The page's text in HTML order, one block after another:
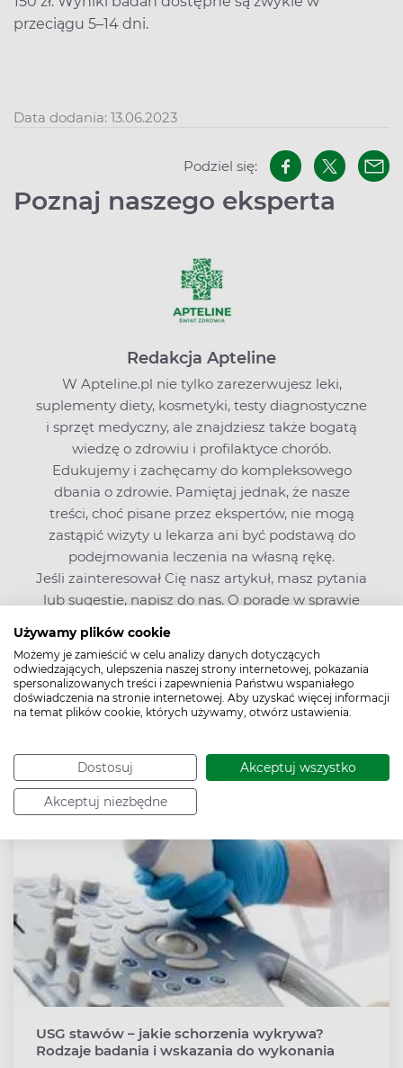
Używamy plików cookie
Możemy je zamieścić w celu analizy danych dotyczących
odwiedzających, ulepszenia naszej strony internetowej, pokazania
spersonalizowanych treści i zapewnienia Państwu wspaniałego
doświadczenia na stronie internetowej. Aby uzyskać więcej informacji
na temat plików cookie, których używamy, otwórz ustawienia.
Dostosuj Akceptuj wszystko
Akceptuj niezbędne
przeciągu 5–14 dni.
Data dodania: 13.06.2023
Podziel się:
Poznaj naszego eksperta
Redakcja Apteline
W Apteline.pl nie tylko zarezerwujesz leki,
suplementy diety, kosmetyki, testy diagnostyczne
i sprzęt medyczny, ale znajdziesz także bogatą
wiedzę o zdrowiu i profilaktyce chorób.
Edukujemy i zachęcamy do kompleksowego
dbania o zdrowie. Pamiętaj jednak, że nasze
treści, choć pisane przez ekspertów, nie mogą
zastąpić wizyty u lekarza ani być podstawą do
podejmowania leczenia na własną rękę.
Jeśli zainteresował Cię nasz artykuł, masz pytania
lub sugestie, napisz do nas. O poradę w sprawie
Zobacz także
USG stawów – jakie schorzenia wykrywa?
Rodzaje badania i wskazania do wykonania